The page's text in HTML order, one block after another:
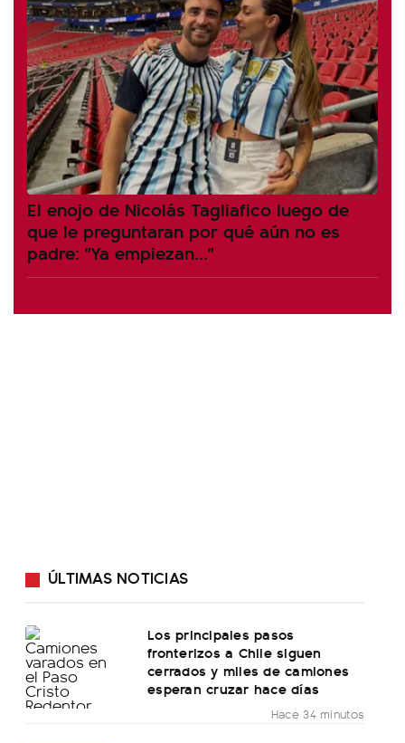
El enojo de Nicolás Tagliafico luego de
que le preguntaran por qué aún no es
padre: "Ya empiezan..."
ÚLTIMAS NOTICIAS
Los principales pasos
fronterizos a Chile siguen
cerrados y miles de camiones
esperan cruzar hace días
Hace 34 minutos